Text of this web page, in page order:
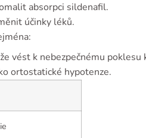
absorpci sildenafil.
účinky léků.
vést k nebezpečnému poklesu
ortostatické hypotenze.